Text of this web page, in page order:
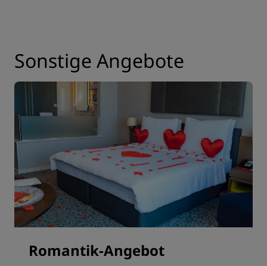
Sonstige Angebote
Romantik-Angebot